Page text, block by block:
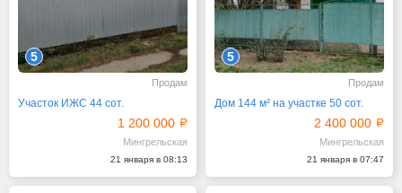
5
Продам
Участок ИЖС 44 сот.
1 200 000
Мингрельская
21 января в 08:13
5
Продам
Дом 144 м² на участке 50 сот.
2 400 000
Мингрельская
21 января в 07:47